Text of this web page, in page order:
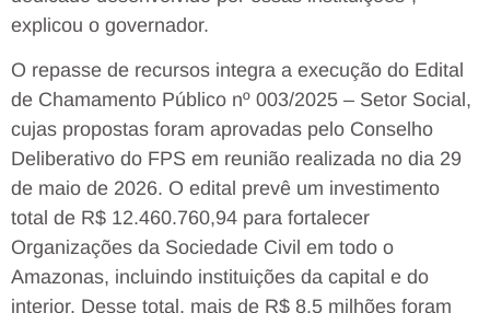
explicou o governador.
O repasse de recursos integra a execução do Edital
de Chamamento Público nº 003/2025 – Setor Social,
cujas propostas foram aprovadas pelo Conselho
Deliberativo do FPS em reunião realizada no dia 29
de maio de 2026. O edital prevê um investimento
total de R$ 12.460.760,94 para fortalecer
Organizações da Sociedade Civil em todo o
Amazonas, incluindo instituições da capital e do
interior. Desse total, mais de R$ 8,5 milhões foram